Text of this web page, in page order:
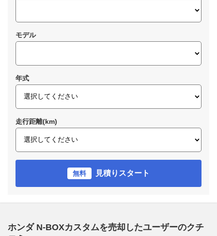
モデル
年式
走行距離(km)
無料 見積りスタート
ホンダ N-BOXカスタムを売却したユーザーのクチ